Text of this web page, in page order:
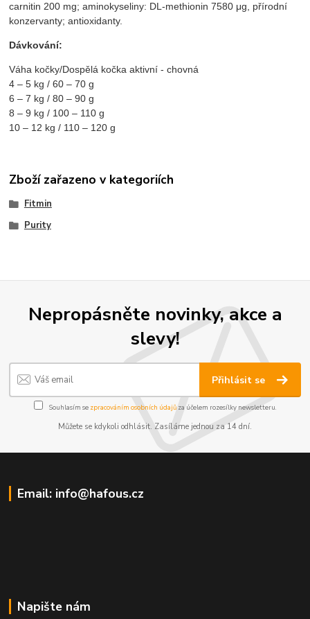
carnitin 200 mg; aminokyseliny: DL-methionin 7580 μg, přírodní
konzervanty; antioxidanty.
Dávkování:
Váha kočky/Dospělá kočka aktivní - chovná
4 – 5 kg / 60 – 70 g
6 – 7 kg / 80 – 90 g
8 – 9 kg / 100 – 110 g
10 – 12 kg / 110 – 120 g
Zboží zařazeno v kategoriích
Fitmin
Purity
Nepropásněte novinky, akce a
slevy!
Přihlásit se
Souhlasím se zpracováním osobních údajůza účelem rozesílky newsletteru.
Můžete se kdykoli odhlásit. Zasíláme jednou za 14 dní.
Email: info@hafous.cz
Napište nám